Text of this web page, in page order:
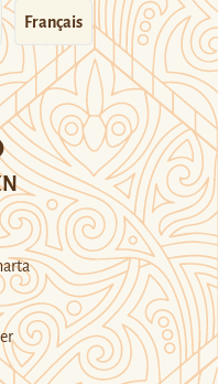
Français